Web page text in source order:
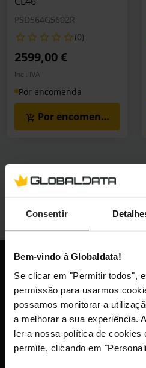
Consentir
Bem-vindo à Globaldata!
Se clicar em "Permitir todos",
permissão para usarmos
possamos monitorar a
a melhorar a sua experiência.
ler a nossa política de cookies
permite, clicando em
PSD564G5602R
(0)
2599,00 €
Incl. IVA
Por encomenda
Por encomenda
Globaldata
+351 300 600 520
dias úteis das 10h-13h e 14h-18h
info@globaldata.pt
As nossas comunidades